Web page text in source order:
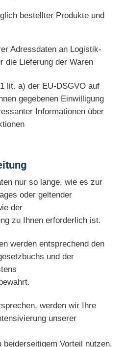
bestellter Produkte und
Adressdaten an Logistik-
die Lieferung der Waren
lit. a) der EU-DSGVO auf
gegebenen Einwilligung
Informationen über
nur so lange, wie es zur
oder geltender
der
zu Ihnen erforderlich ist.
werden entsprechend den
und der
werden wir Ihre
unserer
beiderseitigem Vorteil nutzen.